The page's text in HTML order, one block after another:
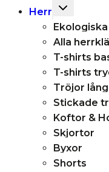
Herr
Toggle
menu
Alla
T-shirts
T-shirts
Tröjor
Stickade
Koftor &
Skjortor
Byxor
Shorts